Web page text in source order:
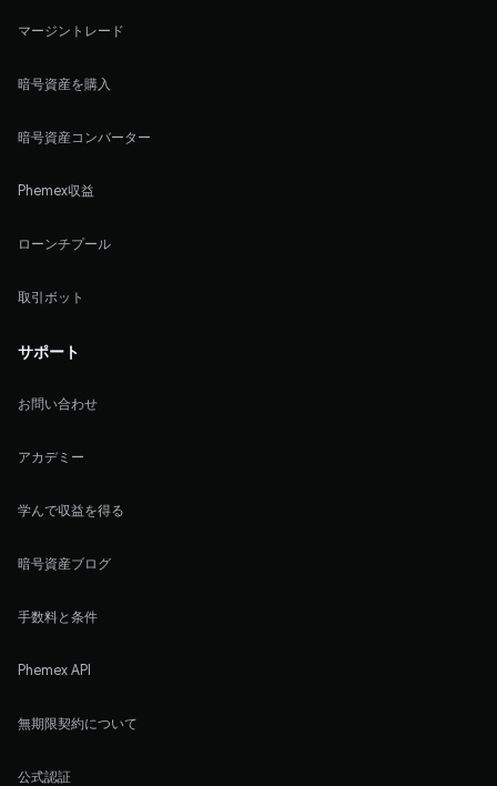
マージントレード
暗号資産を購入
暗号資産コンバーター
Phemex収益
ローンチプール
取引ボット
サポート
お問い合わせ
アカデミー
学んで収益を得る
暗号資産ブログ
手数料と条件
Phemex API
無期限契約について
公式認証